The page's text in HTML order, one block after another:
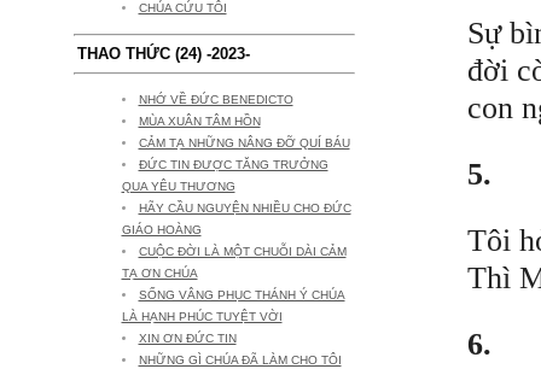
CHÚA CỨU TÔI
THAO THỨC (24) -2023-
NHỚ VỀ ĐỨC BENEDICTO
MÙA XUÂN TÂM HỒN
CẢM TẠ NHỮNG NÂNG ĐỠ QUÍ BÁU
ĐỨC TIN ĐƯỢC TĂNG TRƯỞNG
QUA YÊU THƯƠNG
HÃY CẦU NGUYỆN NHIỀU CHO ĐỨC
GIÁO HOÀNG
CUỘC ĐỜI LÀ MỘT CHUỖI DÀI CẢM
TẠ ƠN CHÚA
SỐNG VÂNG PHỤC THÁNH Ý CHÚA
LÀ HẠNH PHÚC TUYỆT VỜI
XIN ƠN ĐỨC TIN
NHỮNG GÌ CHÚA ĐÃ LÀM CHO TÔI
Sự
đời
con
5.
Tôi
Thì
6.